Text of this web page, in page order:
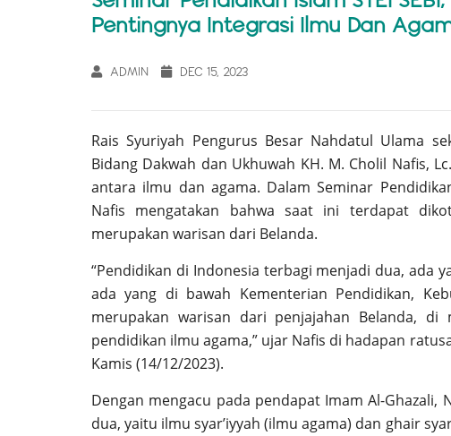
Pentingnya Integrasi Ilmu Dan
ADMIN DEC 15, 2023
Rais Syuriyah Pengurus Besar Nahdatul Ulama
Bidang Dakwah dan Ukhuwah KH. M. Cholil Nafis,
antara ilmu dan agama. Dalam Seminar
Nafis mengatakan bahwa saat ini terdapat
merupakan warisan dari Belanda.
“Pendidikan di Indonesia terbagi menjadi dua, ada
ada yang di bawah Kementerian Pendidikan,
merupakan warisan dari penjajahan Belanda,
pendidikan ilmu agama,” ujar Nafis di hadapan
Kamis (14/12/2023).
Dengan mengacu pada pendapat Imam Al-
dua, yaitu ilmu syar’iyyah (ilmu agama) dan ghair